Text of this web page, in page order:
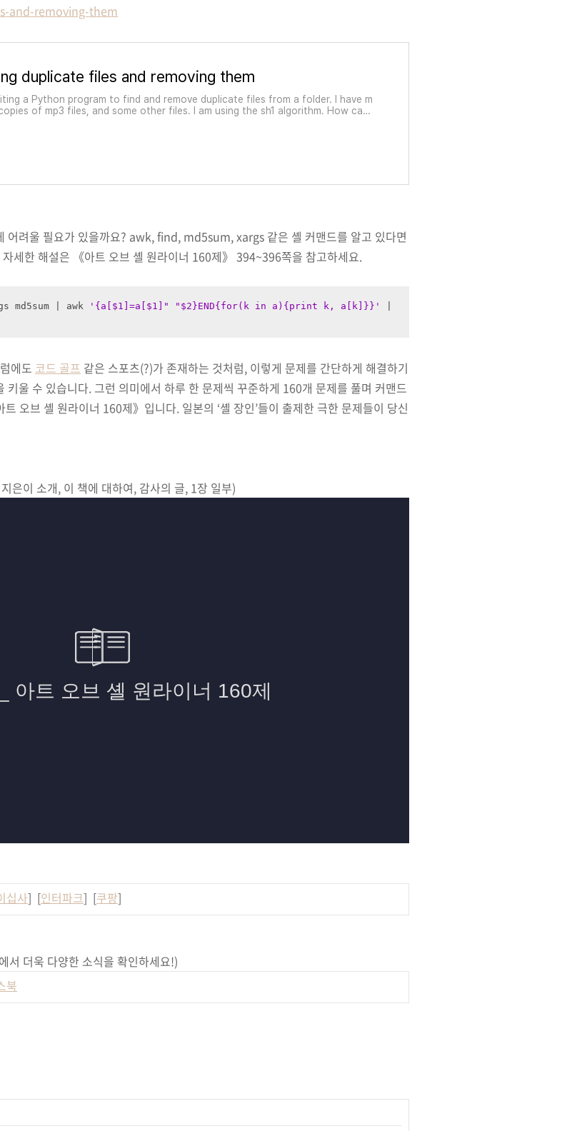
and-removing-them
duplicate files and removing them
a Python program to find and remove duplicate files from a folder. I have m
of mp3 files, and some other files. I am using the sh1 algorithm. How can I
어려울 필요가 있을까요? awk, find, md5sum, xargs 같은 셸 커맨드를 알고 있다면
세한 해설은 《아트 오브 셸 원라이너 160제》 394~396쪽을 참고하세요.
md5sum | awk '{a[$1]=a[$1]" "$2}END{for(k in a){print k, a[k]}}'
에도 코드 골프 같은 스포츠(?)가 존재하는 것처럼, 이렇게 문제를 간단하게 해결하기
키울 수 있습니다. 그런 의미에서 하루 한 문제씩 꾸준하게 160개 문제를 풀며 커맨드
오브 셸 원라이너 160제》입니다. 일본의 ‘셸 장인’들이 출제한 극한 문제들이 당신
은이 소개, 이 책에 대하여, 감사의 글, 1장 일부)
십사] [인터파크] [쿠팡]
서 더욱 다양한 소식을 확인하세요!)
북